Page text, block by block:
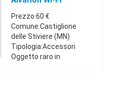
Potentissima
Prezzo:60 €
Comune:Castiglione
delle Stiviere (MN)
Tipologia:Accessori
Oggetto raro in